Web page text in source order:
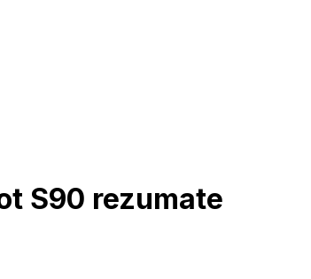
S90 rezumate